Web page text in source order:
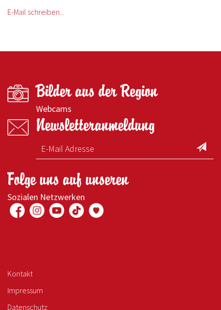
E-Mail schreiben...
Bilder aus der Region
Webcams
Newsletteranmeldung
Folge uns auf unseren
Sozialen Netzwerken
Kontakt
Impressum
Datenschutz